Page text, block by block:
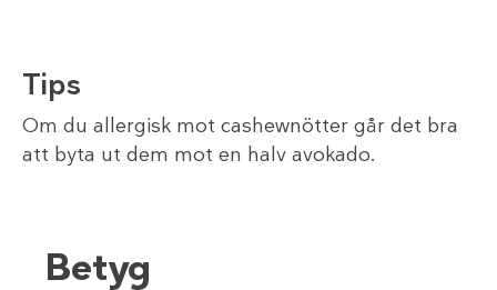
Tips
Om du allergisk mot cashewnötter går det bra
att byta ut dem mot en halv avokado.
Betyg